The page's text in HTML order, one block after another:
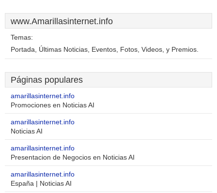
www.Amarillasinternet.info
Temas:
Portada, Últimas Noticias, Eventos, Fotos, Videos, y Premios.
Páginas populares
amarillasinternet.info
Promociones en Noticias AI
amarillasinternet.info
Noticias AI
amarillasinternet.info
Presentacion de Negocios en Noticias AI
amarillasinternet.info
España | Noticias AI